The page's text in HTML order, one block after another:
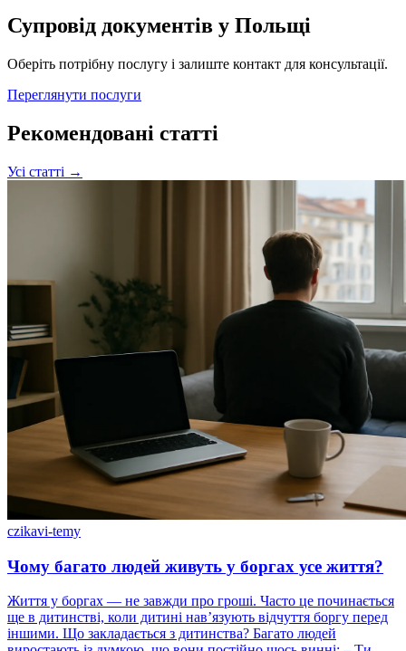
Супровід документів у Польщі
Оберіть потрібну послугу і залиште контакт для консультації.
Переглянути послуги
Рекомендовані статті
Усі статті →
czikavi-temy
Чому багато людей живуть у боргах усе життя?
Життя у боргах — не завжди про гроші. Часто це починається
ще в дитинстві, коли дитині нав’язують відчуття боргу перед
іншими. Що закладається з дитинства? Багато людей